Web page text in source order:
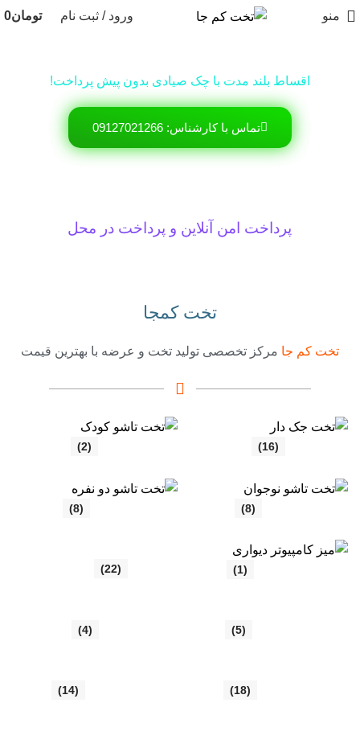
منو ورود / ثبت نام تومان0
اقساط بلند مدت با چک صیادی بدون پیش پرداخت!
تماس با کارشناس: 09127021266
پرداخت امن آنلاین و پرداخت در محل
تخت کمجا
تخت کم جا مرکز تخصصی تولید تخت و عرضه با بهترین قیمت
(16)
(2)
(8)
(8)
(1)
(22)
(5)
(4)
(18)
(14)